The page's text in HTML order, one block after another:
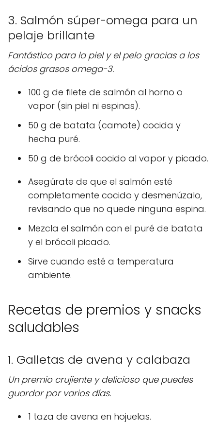
3. Salmón súper-omega para un
pelaje brillante
Fantástico para la piel y el pelo gracias a los
ácidos grasos omega-3.
100 g de filete de salmón al horno o
vapor (sin piel ni espinas).
50 g de batata (camote) cocida y
hecha puré.
50 g de brócoli cocido al vapor y picado.
Asegúrate de que el salmón esté
completamente cocido y desmenúzalo,
revisando que no quede ninguna espina.
Mezcla el salmón con el puré de batata
y el brócoli picado.
Sirve cuando esté a temperatura
ambiente.
Recetas de premios y snacks
saludables
1. Galletas de avena y calabaza
Un premio crujiente y delicioso que puedes
guardar por varios días.
1 taza de avena en hojuelas.